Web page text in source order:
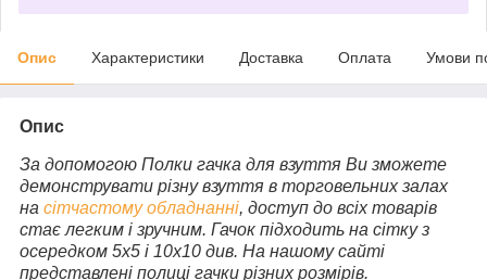
Опис Характеристики Доставка Оплата Умови
Опис
За допомогою Полки гачка для взуття Ви зможете
демонструвати різну взуття в торговельних залах
на сітчастому обладнанні, доступ до всіх товарів
стає легким і зручним. Гачок підходить на сітку з
осередком 5х5 і 10х10 див. На нашому сайті
представлені полиці гачки різних розмірів.